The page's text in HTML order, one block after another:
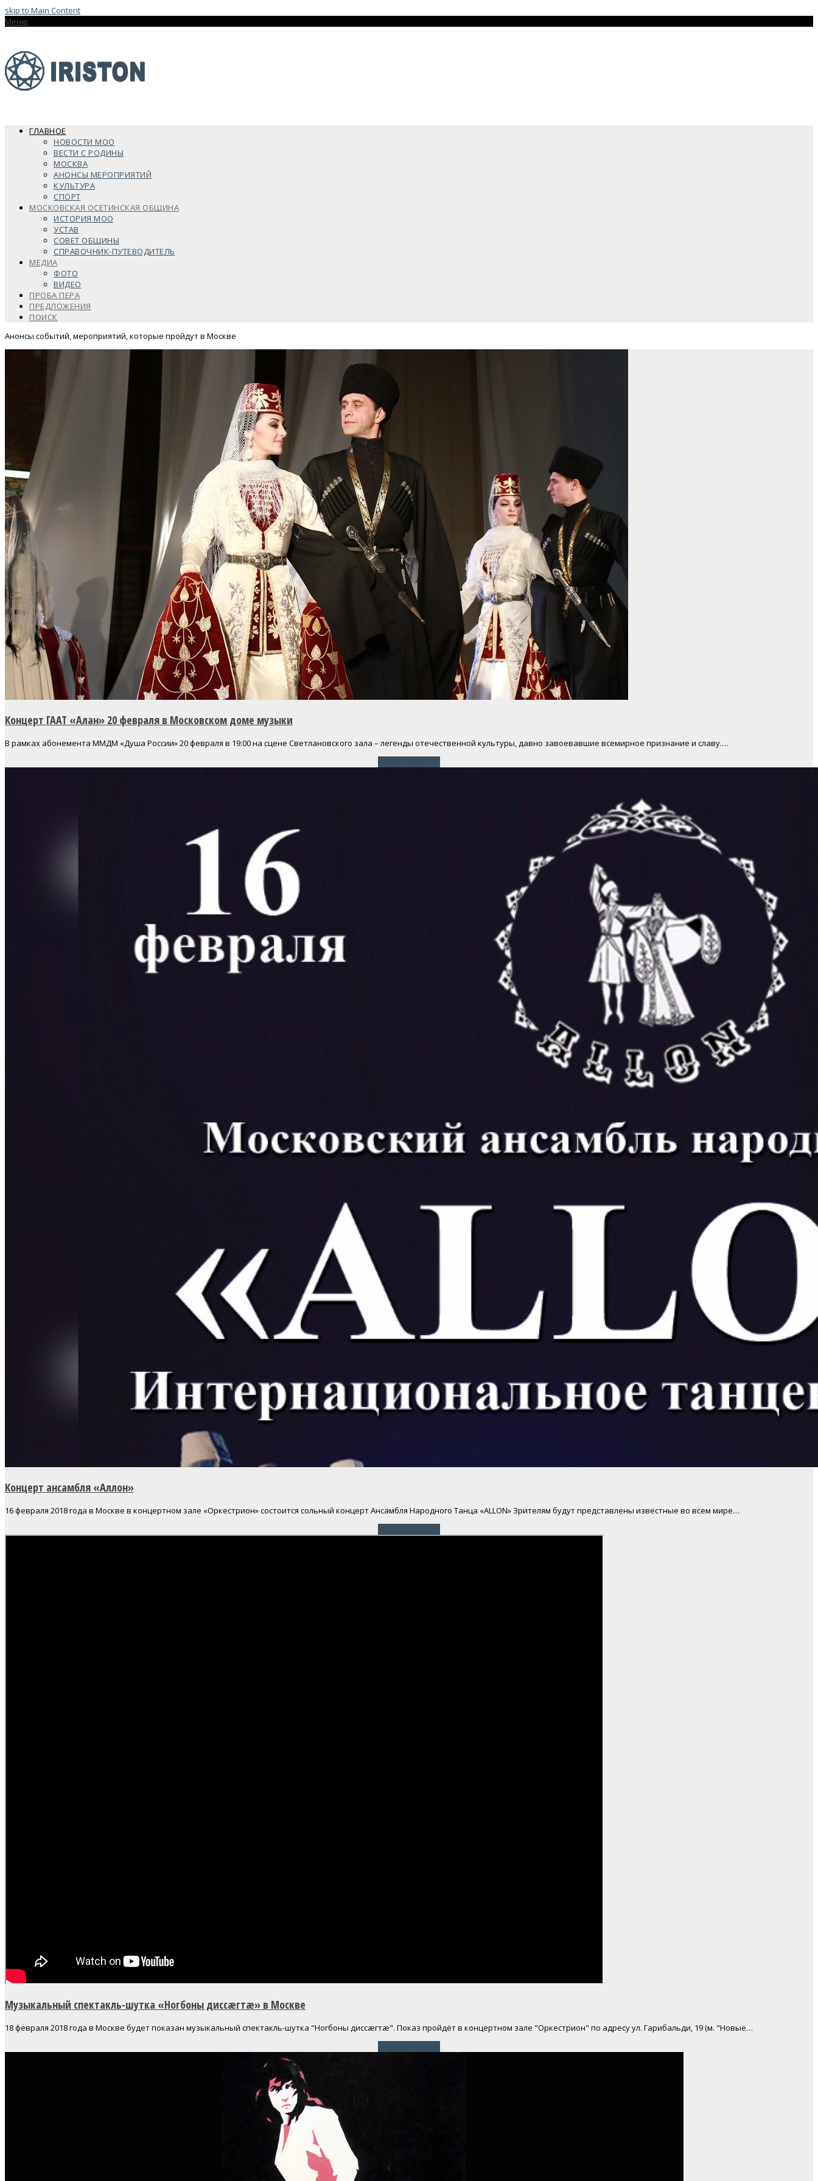
skip to Main Content
Меню
ГЛАВНОЕ
НОВОСТИ МОО
ВЕСТИ С РОДИНЫ
МОСКВА
АНОНСЫ МЕРОПРИЯТИЙ
КУЛЬТУРА
СПОРТ
МОСКОВСКАЯ ОСЕТИНСКАЯ ОБЩИНА
ИСТОРИЯ МОО
УСТАВ
СОВЕТ ОБЩИНЫ
СПРАВОЧНИК-ПУТЕВОДИТЕЛЬ
МЕДИА
ФОТО
ВИДЕО
ПРОБА ПЕРА
ПРЕДЛОЖЕНИЯ
ПОИСК
Анонсы событий, мероприятий, которые пройдут в Москве
Концерт ГААТ «Алан» 20 февраля в Московском доме музыки
В рамках абонемента ММДМ «Душа России» 20 февраля в 19:00 на сцене Светлановского зала – легенды отечественной культуры, давно завоевавшие всемирное признание и славу.…
Концерт ансамбля «Аллон»
16 февраля 2018 года в Москве в концертном зале «Оркестрион» состоится сольный концерт Ансамбля Народного Танца «ALLON» Зрителям будут представлены известные во всем мире…
Музыкальный спектакль-шутка «Ногбоны диссæгтæ» в Москве
18 февраля 2018 года в Москве будет показан музыкальный спектакль-шутка "Ногбоны диссæгтæ". Показ пройдёт в концертном зале "Оркестрион" по адресу ул. Гарибальди, 19 (м. "Новые…